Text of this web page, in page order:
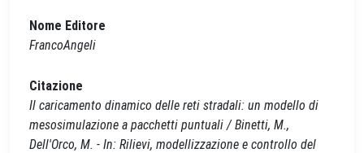
Nome Editore
FrancoAngeli
Citazione
Il caricamento dinamico delle reti stradali: un modello di
mesosimulazione a pacchetti puntuali / Binetti, M.,
Dell'Orco, M. - In: Rilievi, modellizzazione e controllo del